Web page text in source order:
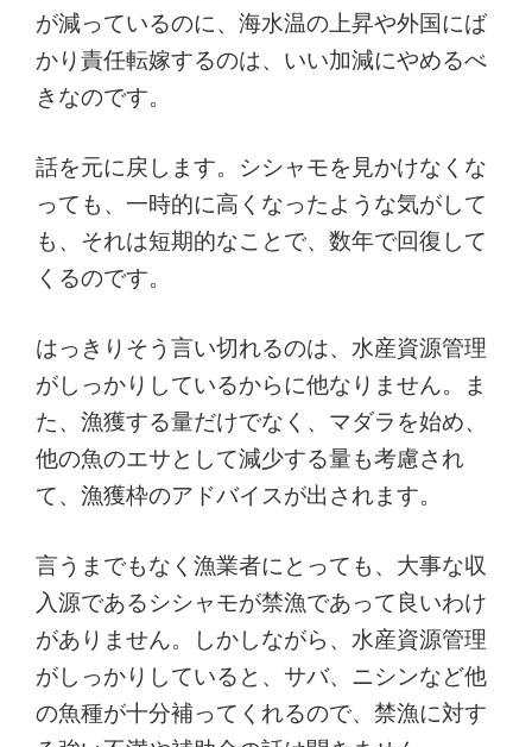
が減っているのに、海水温の上昇や外国にば
かり責任転嫁するのは、いい加減にやめるべ
きなのです。
話を元に戻します。シシャモを見かけなくな
っても、一時的に高くなったような気がして
も、それは短期的なことで、数年で回復して
くるのです。
はっきりそう言い切れるのは、水産資源管理
がしっかりしているからに他なりません。ま
た、漁獲する量だけでなく、マダラを始め、
他の魚のエサとして減少する量も考慮され
て、漁獲枠のアドバイスが出されます。
言うまでもなく漁業者にとっても、大事な収
入源であるシシャモが禁漁であって良いわけ
がありません。しかしながら、水産資源管理
がしっかりしていると、サバ、ニシンなど他
の魚種が十分補ってくれるので、禁漁に対す